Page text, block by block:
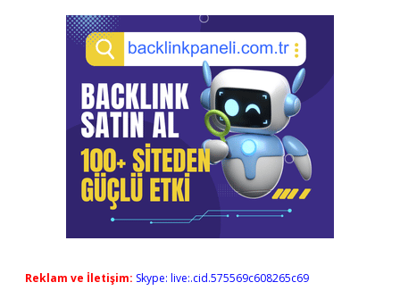
Reklam ve İletişim: Skype: live:.cid.575569c608265c69